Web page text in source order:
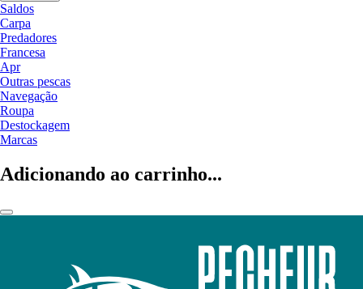
Saldos
Carpa
Predadores
Francesa
Apr
Outras pescas
Navegação
Roupa
Destockagem
Marcas
Adicionando ao carrinho...